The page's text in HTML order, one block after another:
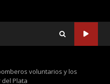
voluntarios y los
Plata